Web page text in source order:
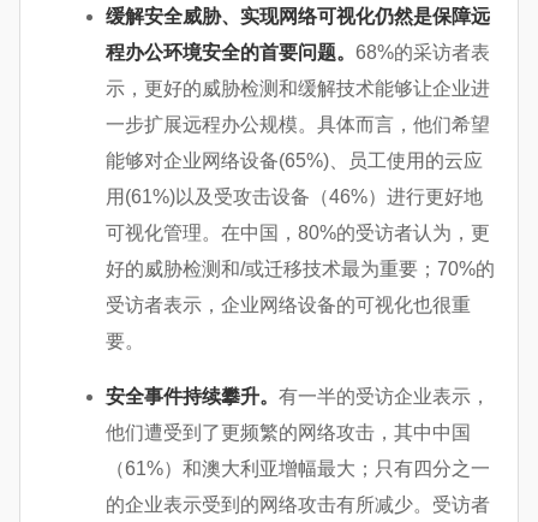
缓解安全威胁、实现网络可视化仍然是保障远
程办公环境安全的首要问题。 68%的采访者表
示，更好的威胁检测和缓解技术能够让企业进
一步扩展远程办公规模。具体而言，他们希望
能够对企业网络设备(65%)、员工使用的云应
用(61%)以及受攻击设备（46%）进行更好地
可视化管理。在中国，80%的受访者认为，更
好的威胁检测和/或迁移技术最为重要；70%的
受访者表示，企业网络设备的可视化也很重
要。
安全事件持续攀升。 有一半的受访企业表示，
他们遭受到了更频繁的网络攻击，其中中国
（61%）和澳大利亚增幅最大；只有四分之一
的企业表示受到的网络攻击有所减少。受访者